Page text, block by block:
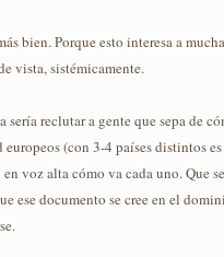
bien. Porque esto interesa a
vista, sistémicamente.
sería reclutar a gente que sepa de
europeos (con 3-4 países distintos
voz alta cómo va cada uno. Que
ese documento se cree en el